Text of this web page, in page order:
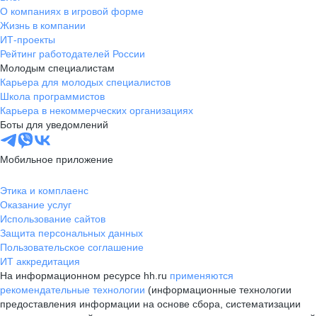
О компаниях в игровой форме
Жизнь в компании
ИТ-проекты
Рейтинг работодателей России
Молодым специалистам
Карьера для молодых специалистов
Школа программистов
Карьера в некоммерческих организациях
Боты для уведомлений
Мобильное приложение
Этика и комплаенс
Оказание услуг
Использование сайтов
Защита персональных данных
Пользовательское соглашение
ИТ аккредитация
На информационном ресурсе hh.ru применяются
рекомендательные технологии (информационные технологии
предоставления информации на основе сбора, систематизации